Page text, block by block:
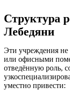
Структура
Лебедяни
Эти учреждения
или офисными
отведённую роль,
уместно привести: